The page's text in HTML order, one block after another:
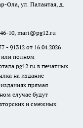
Ола, ул. Палантая, д.
10, mari@pg12.ru
91312 от 16.04.2026
полном
pg12.ru в печатных
на издание
прямая
случае будут
и смежных